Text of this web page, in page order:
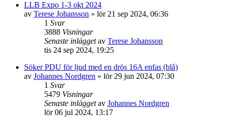
LLB Expo 1-3 okt 2024
av Terese Johansson » lör 21 sep 2024, 06:36
1 Svar
3888 Visningar
Senaste inläggetav Terese Johansson
tis 24 sep 2024, 19:25
Söker PDU för ljud med en drös 16A enfas (blå)
av Johannes Nordgren » lör 29 jun 2024, 07:30
1 Svar
5479 Visningar
Senaste inläggetav Johannes Nordgren
lör 06 jul 2024, 13:17